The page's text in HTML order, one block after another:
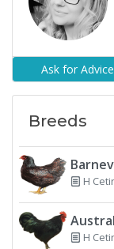
Ask for Advice
Breeds
H
H